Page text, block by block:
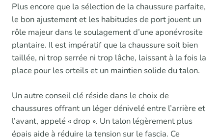
Plus encore que la sélection de la chaussure parfaite,
le bon ajustement et les habitudes de port jouent un
rôle majeur dans le soulagement d’une aponévrosite
plantaire. Il est impératif que la chaussure soit bien
taillée, ni trop serrée ni trop lâche, laissant à la fois la
place pour les orteils et un maintien solide du talon.
Un autre conseil clé réside dans le choix de
chaussures offrant un léger dénivelé entre l’arrière et
l’avant, appelé « drop ». Un talon légèrement plus
épais aide à réduire la tension sur le fascia. Ce